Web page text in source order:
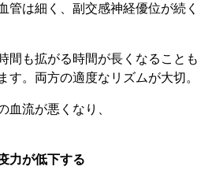
管は細く、副交感神経優位が続く
間も拡がる時間が長くなることも
す。両方の適度なリズムが大切。
血流が悪くなり、
力が低下する